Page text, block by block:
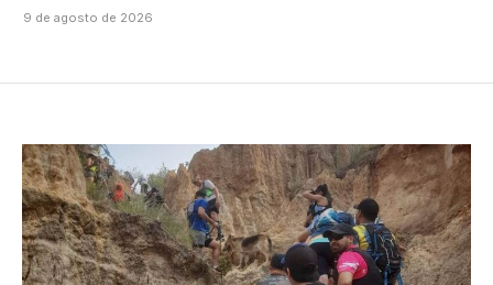
9 de agosto de 2026